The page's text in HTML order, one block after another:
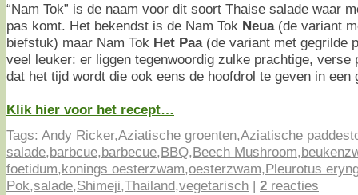
“Nam Tok” is de naam voor dit soort Thaise salade waar
pas komt. Het bekendst is de Nam Tok Neua(de variant
biefstuk) maar Nam Tok Het Paa(de variant met gegrilde
veel leuker: er liggen tegenwoordig zulke prachtige, verse
dat het tijd wordt die ook eens de hoofdrol te geven in een
Klik hier voor het recept…
Tags: Andy Ricker,Aziatische groenten,Aziatische
salade,barbcue,barbecue,BBQ,Beech Mushroom,
foetidum,konings oesterzwam,oesterzwam,Pleurotus
Pok,salade,Shimeji,Thailand,vegetarisch | 2 reacties